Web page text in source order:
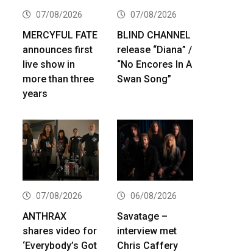
07/08/2026
MERCYFUL FATE
announces first
live show in
more than three
years
07/08/2026
BLIND CHANNEL
release “Diana” /
“No Encores In A
Swan Song”
07/08/2026
ANTHRAX
shares video for
‘Everybody’s Got
06/08/2026
Savatage –
interview met
Chris Caffery